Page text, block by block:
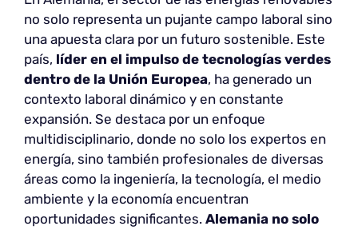
no solo representa un pujante campo laboral sino
una apuesta clara por un futuro sostenible. Este
país, líder en el impulso de tecnologías verdes
dentro de la Unión Europea, ha generado un
contexto laboral dinámico y en constante
expansión. Se destaca por un enfoque
multidisciplinario, donde no solo los expertos en
energía, sino también profesionales de diversas
áreas como la ingeniería, la tecnología, el medio
ambiente y la economía encuentran
oportunidades significantes. Alemania no solo